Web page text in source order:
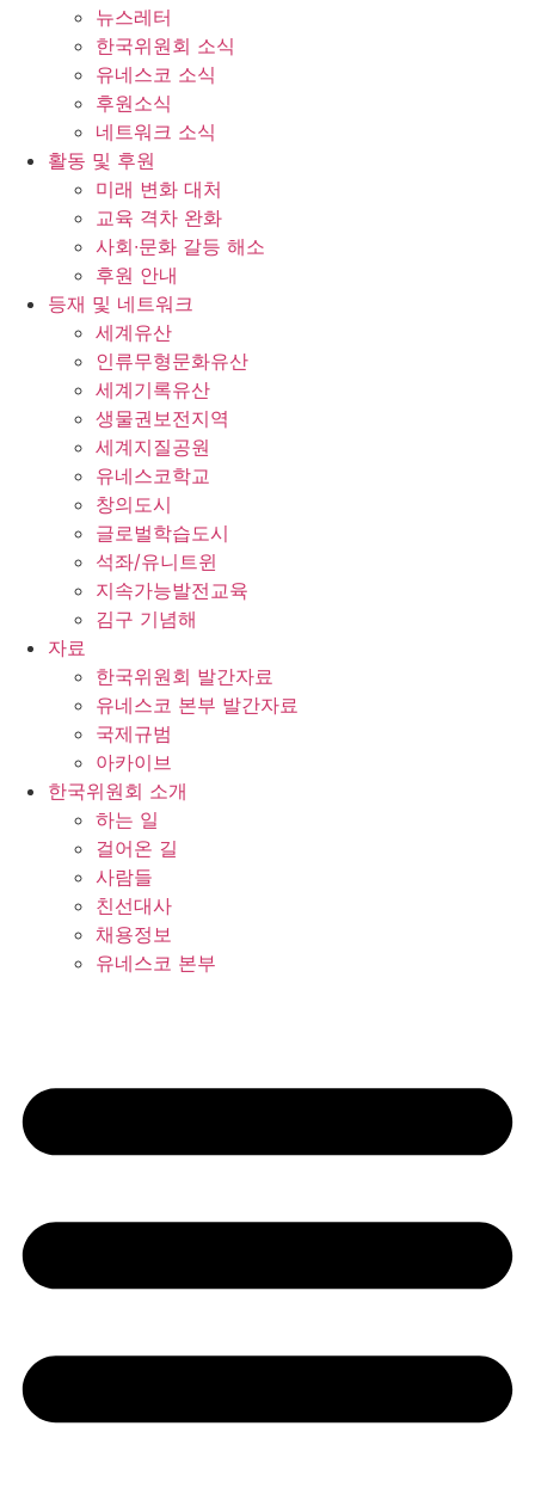
뉴스레터
한국위원회 소식
유네스코 소식
후원소식
네트워크 소식
활동 및 후원
미래 변화 대처
교육 격차 완화
사회∙문화 갈등 해소
후원 안내
등재 및 네트워크
세계유산
인류무형문화유산
세계기록유산
생물권보전지역
세계지질공원
유네스코학교
창의도시
글로벌학습도시
석좌/유니트윈
지속가능발전교육
김구 기념해
자료
한국위원회 발간자료
유네스코 본부 발간자료
국제규범
아카이브
한국위원회 소개
하는 일
걸어온 길
사람들
친선대사
채용정보
유네스코 본부